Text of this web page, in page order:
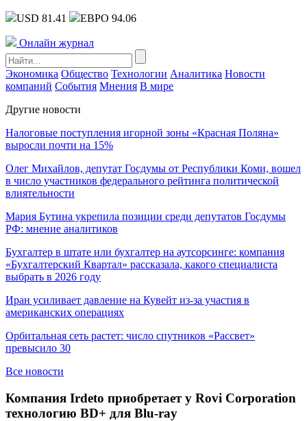
USD 81.41 ЕВРО 94.06
Онлайн журнал
Экономика Общество Технологии Аналитика Новости
компаний События Мнения В мире
Другие новости
Налоговые поступления игорной зоны «Красная Поляна»
выросли почти на 15%
Олег Михайлов, депутат Госдумы от Республики Коми, вошел
в число участников федерального рейтинга политической
влиятельности
Мария Бутина укрепила позиции среди депутатов Госдумы
РФ: мнение аналитиков
Бухгалтер в штате или бухгалтер на аутсорсинге: компания
«Бухгалтерский Квартал» рассказала, какого специалиста
выбрать в 2026 году
Иран усиливает давление на Кувейт из-за участия в
американских операциях
Орбитальная сеть растет: число спутников «Рассвет»
превысило 30
Все новости
Компания Irdeto приобретает у Rovi Corporation
технологию BD+ для Blu-ray